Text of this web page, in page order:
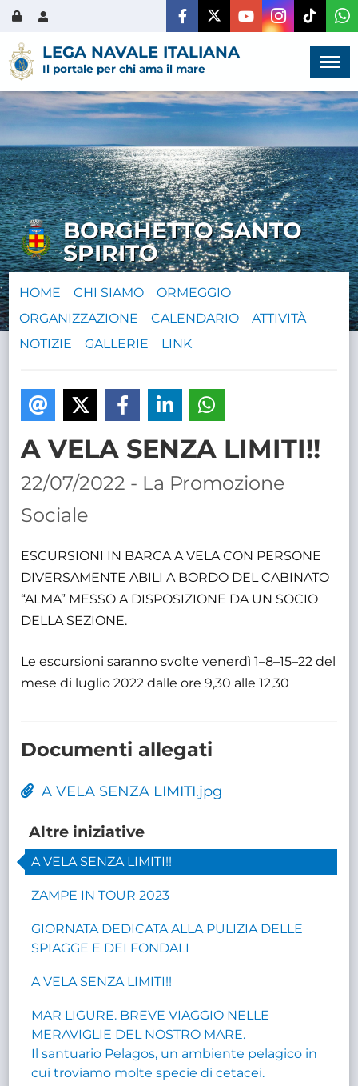
LEGA NAVALE ITALIANA
Il portale per chi ama il mare
BORGHETTO SANTO
SPIRITO
HOME CHI SIAMO
ORMEGGIO
ORGANIZZAZIONE
CALENDARIO
ATTIVITÀ
NOTIZIE
GALLERIE LINK
A VELA SENZA LIMITI!!
22/07/2022 - La Promozione
Sociale
ESCURSIONI IN BARCA A VELA CON PERSONE
DIVERSAMENTE ABILI A BORDO DEL CABINATO
“ALMA” MESSO A DISPOSIZIONE DA UN SOCIO
DELLA SEZIONE.
Le escursioni saranno svolte venerdì 1–8–15–22 del
mese di luglio 2022 dalle ore 9,30 alle 12,30
Documenti allegati
A VELA SENZA LIMITI.jpg
Altre iniziative
A VELA SENZA LIMITI!!
ZAMPE IN TOUR 2023
GIORNATA DEDICATA ALLA PULIZIA DELLE
SPIAGGE E DEI FONDALI
A VELA SENZA LIMITI!!
MAR LIGURE. BREVE VIAGGIO NELLE
MERAVIGLIE DEL NOSTRO MARE.
Il santuario Pelagos, un ambiente pelagico in
cui troviamo molte specie di cetacei.
Menù ×
HOME
CHI SIAMO
LA VITA
DELL'ASSOCIAZIONE
COMUNICAZIONE,
PROGETTI ED EDITORIA